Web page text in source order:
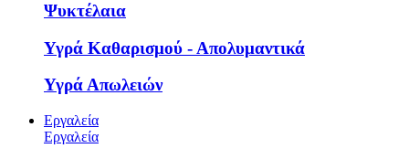
Ψυκτέλαια
Υγρά Καθαρισμού - Απολυμαντικά
Υγρά Απωλειών
Εργαλεία
Εργαλεία